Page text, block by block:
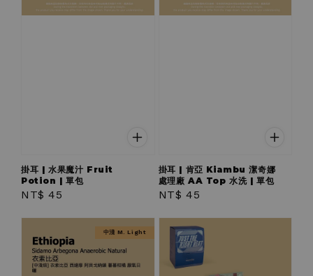
掛耳 | 水果魔汁 Fruit
Potion | 單包
Regular
NT$ 45
掛耳 | 肯亞 Kiambu 潔奇娜
處理廠 AA Top 水洗 | 單包
Regular
NT$ 45
中淺 M. Light